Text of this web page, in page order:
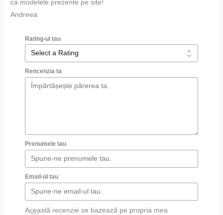
ca modelele prezente pe site!
Andreea
Rating-ul tau
Rencenzia ta
Prenumele tau
Email-ul tau
Această recenzie se bazează pe propria mea